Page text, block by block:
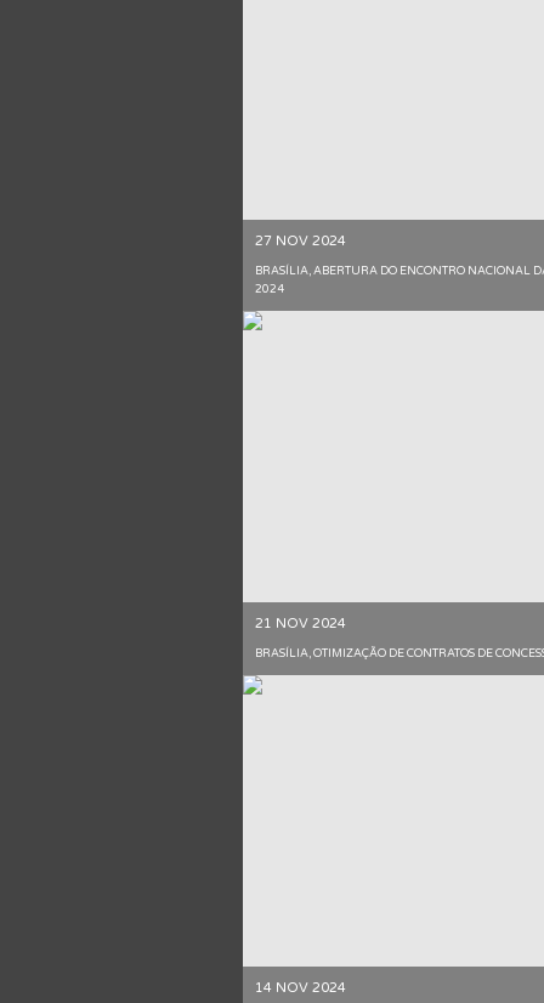
27 NOV 2024
BRASÍLIA, ABERTURA DO ENCONTRO NACIONAL
2024
21 NOV 2024
BRASÍLIA, OTIMIZAÇÃO DE CONTRATOS DE
14 NOV 2024